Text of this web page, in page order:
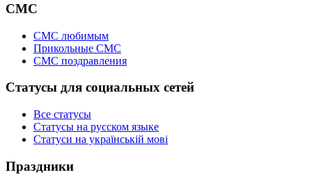
СМС
СМС любимым
Прикольные СМС
СМС поздравления
Статусы для социальных сетей
Все статусы
Статусы на русском языке
Статуси на українській мові
Праздники